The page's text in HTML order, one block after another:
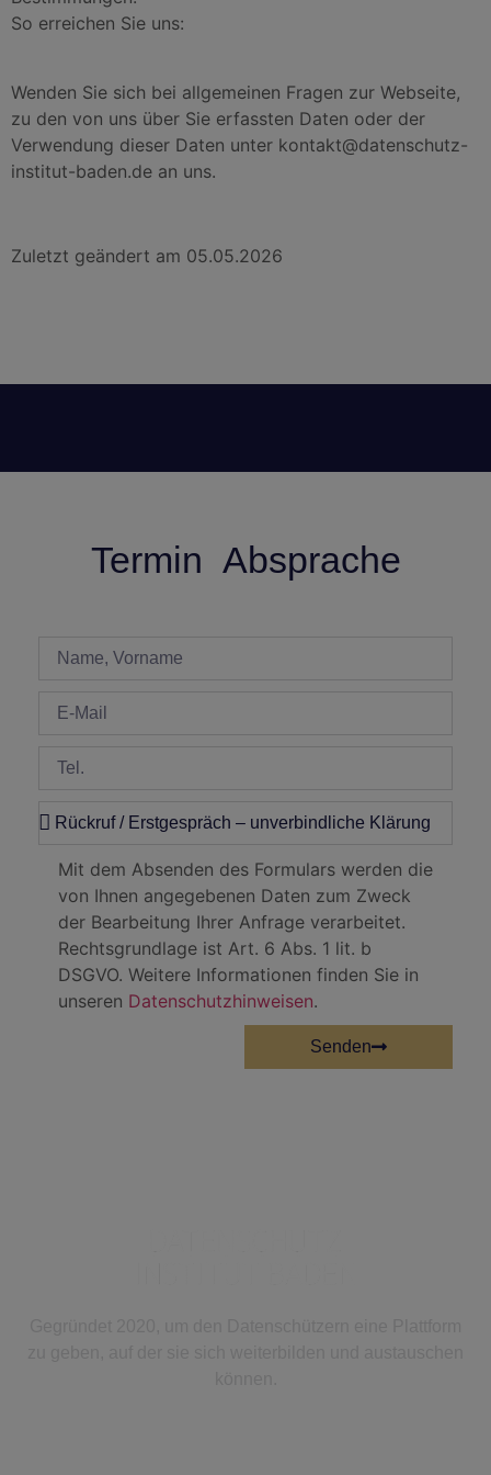
So erreichen Sie uns:
Wenden Sie sich bei allgemeinen Fragen zur Webseite,
zu den von uns über Sie erfassten Daten oder der
Verwendung dieser Daten unter kontakt@datenschutz-
institut-baden.de an uns.
Zuletzt geändert am 05.05.2026
Termin Absprache
Mit dem Absenden des Formulars werden die
von Ihnen angegebenen Daten zum Zweck
der Bearbeitung Ihrer Anfrage verarbeitet.
Rechtsgrundlage ist Art. 6 Abs. 1 lit. b
DSGVO. Weitere Informationen finden Sie in
unseren Datenschutzhinweisen.
Senden